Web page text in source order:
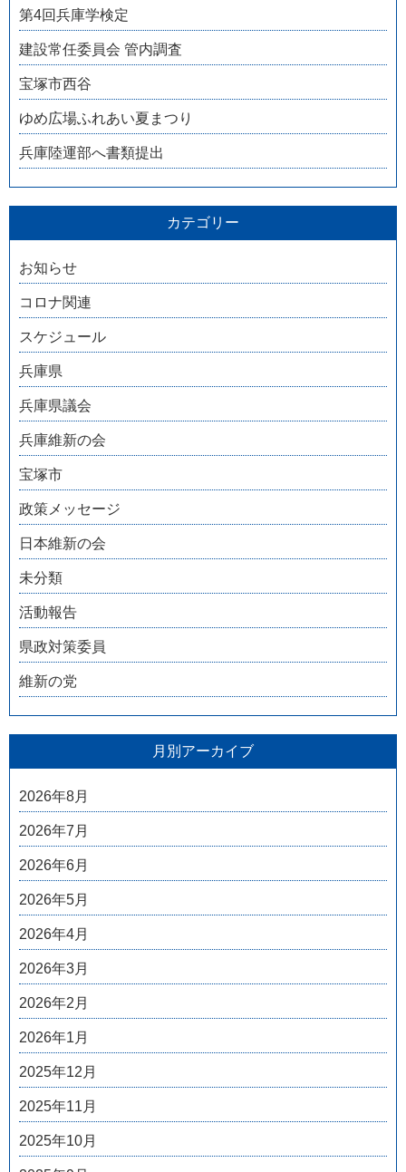
第4回兵庫学検定
建設常任委員会 管内調査
宝塚市西谷
ゆめ広場ふれあい夏まつり
兵庫陸運部へ書類提出
カテゴリー
お知らせ
コロナ関連
スケジュール
兵庫県
兵庫県議会
兵庫維新の会
宝塚市
政策メッセージ
日本維新の会
未分類
活動報告
県政対策委員
維新の党
月別アーカイブ
2026年8月
2026年7月
2026年6月
2026年5月
2026年4月
2026年3月
2026年2月
2026年1月
2025年12月
2025年11月
2025年10月